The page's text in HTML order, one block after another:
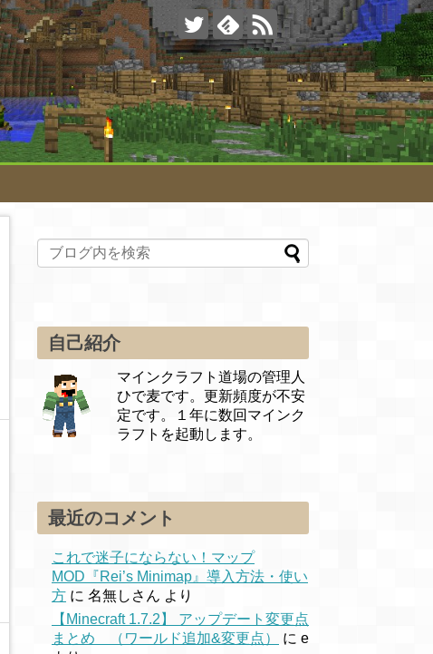
自己紹介
マインクラフト道場の管理人
ひで麦です。更新頻度が不安
定です。１年に数回マインク
ラフトを起動します。
最近のコメント
これで迷子にならない！マップ
MOD『Rei’s Minimap』導入方法・使い
方 に 名無しさん より
【Minecraft 1.7.2】 アップデート変更点
まとめ （ワールド追加&変更点）
に e